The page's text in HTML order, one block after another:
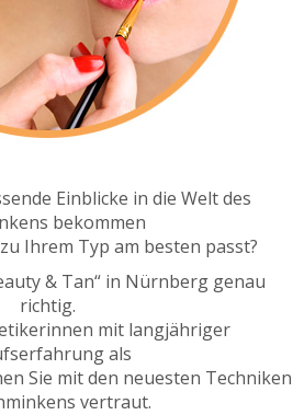
Einblicke in die Welt des
bekommen
Ihrem Typ am besten passt?
& Tan“ in Nürnberg genau
richtig.
mit langjähriger
als
Sie mit den neuesten Techniken
vertraut.